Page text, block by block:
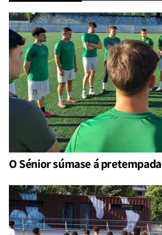
O Sénior súmase á pretempada